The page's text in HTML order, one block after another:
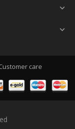
expand_more
expand_more
care